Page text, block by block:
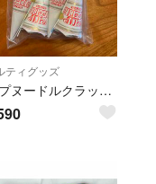
ティグッズ
カップヌードルクラッカー4本入り14袋セット